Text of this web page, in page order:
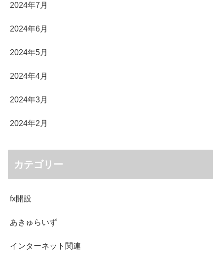
2024年7月
2024年6月
2024年5月
2024年4月
2024年3月
2024年2月
カテゴリー
fx開設
あきゅらいず
インターネット関連